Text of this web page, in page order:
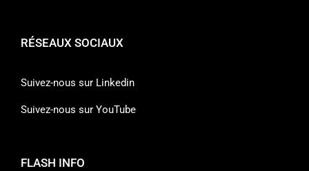
RÉSEAUX SOCIAUX
Suivez-nous sur Linkedin
Suivez-nous sur YouTube
FLASH INFO